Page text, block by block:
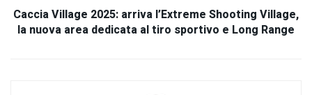
Caccia Village 2025: arriva l’Extreme Shooting Village,
la nuova area dedicata al tiro sportivo e Long Range